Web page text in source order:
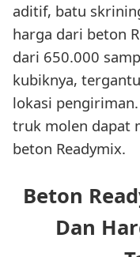
aditif, batu
harga dari beton
dari 650.000
kubiknya,
lokasi
truk molen dapat
beton Readymix.
Beton
Dan